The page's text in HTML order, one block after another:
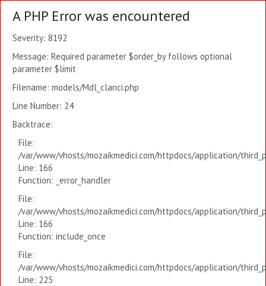
A PHP Error was encountered
Severity: 8192
Message: Required parameter $order_by follows optional
parameter $limit
Filename: models/Mdl_clanci.php
Line Number: 24
Backtrace:
File:
/var/www/vhosts/mozaikmedici.com/httpdocs/application/
Line: 166
Function: _error_handler
File:
/var/www/vhosts/mozaikmedici.com/httpdocs/application/
Line: 166
Function: include_once
File:
/var/www/vhosts/mozaikmedici.com/httpdocs/application/
Line: 225